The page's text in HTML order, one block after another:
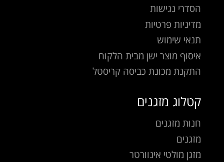
הסדרי נגישות
מדיניות פרטיות
תנאי שימוש
איסוף מוצר ישן מבית הלקוח
התקנת מכונת כביסה קריסטל
קטלוג מזגנים
חנות מזגנים
מזגנים
מזגן מולטי אינוורטר